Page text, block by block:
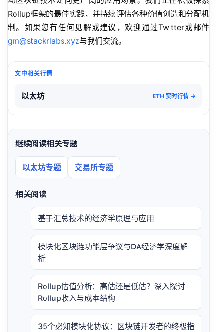
Rollup框架的最佳实践，并持续评估各种价值创造和分配机
制。如果您有任何见解或建议，欢迎通过Twitter或邮件
gm@stackrlabs.xyz与我们交流。
文中相关行情
以太坊 ETH 实时行情 →
继续阅读相关专题
以太坊专题 交易所专题
相关阅读
基于汇总技术的经济学原理与应用
模块化区块链功能层争议与DA经济学深度解
析
Rollup估值分析：高估还是低估？深入探讨
Rollup收入与成本结构
35个必知模块化协议：区块链开发者的终极指